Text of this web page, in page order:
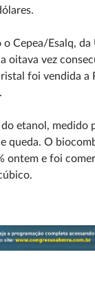
Cepea/Esalq, da
oitava vez
foi vendida a
etanol, medido
queda. O
ontem e foi